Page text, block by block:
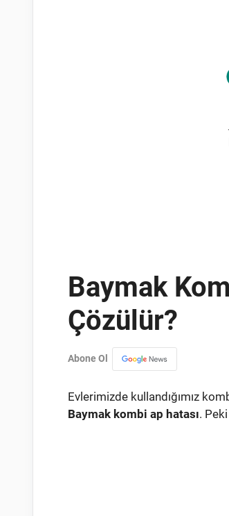
Baymak
Çözülür?
Abone Ol
Evlerimizde kullandığımız
Baymak kombi ap hatası.